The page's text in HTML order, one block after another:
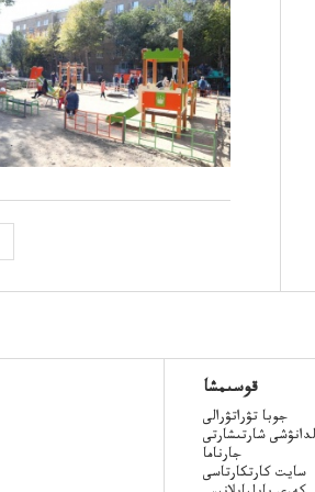
قوسىمشا
جوبا تۋراتۋرالى
شارتىشارتى
جارناما
سايت كارتكارتاسى